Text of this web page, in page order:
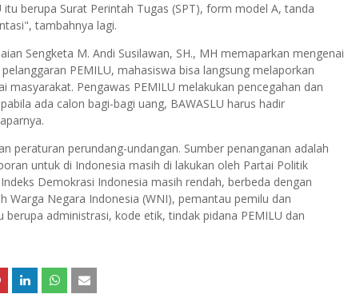
berupa Surat Perintah Tugas (SPT), form model A, tanda
tambahnya lagi.
Sengketa M. Andi Susilawan, SH., MH memaparkan mengenai
PEMILU, mahasiswa bisa langsung melaporkan
masyarakat. Pengawas PEMILU melakukan pencegahan dan
ada calon bagi-bagi uang, BAWASLU harus hadir
peraturan perundang-undangan. Sumber penanganan adalah
untuk di Indonesia masih di lakukan oleh Partai Politik
Demokrasi Indonesia masih rendah, berbeda dengan
Warga Negara Indonesia (WNI), pemantau pemilu dan
berupa administrasi, kode etik, tindak pidana PEMILU dan